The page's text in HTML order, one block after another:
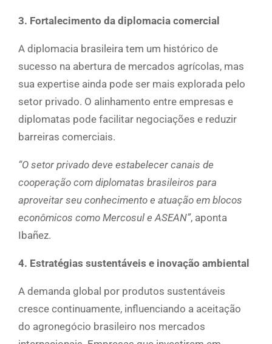
3. Fortalecimento da diplomacia comercial
A diplomacia brasileira tem um histórico de
sucesso na abertura de mercados agrícolas, mas
sua expertise ainda pode ser mais explorada pelo
setor privado. O alinhamento entre empresas e
diplomatas pode facilitar negociações e reduzir
barreiras comerciais.
“O setor privado deve estabelecer canais de
cooperação com diplomatas brasileiros para
aproveitar seu conhecimento e atuação em blocos
econômicos como Mercosul e ASEAN”, aponta
Ibañez.
4. Estratégias sustentáveis e inovação ambiental
A demanda global por produtos sustentáveis
cresce continuamente, influenciando a aceitação
do agronegócio brasileiro nos mercados